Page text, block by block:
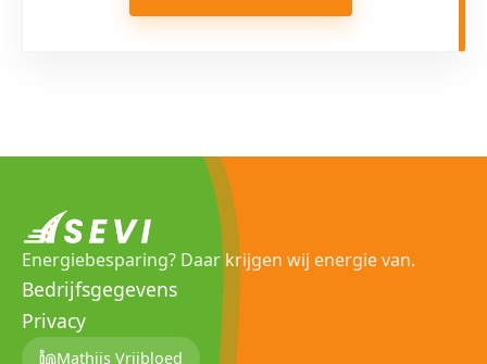
Energiebesparing? Daar krijgen wij energie van.
Bedrijfsgegevens
Privacy
Mathijs Vrijbloed